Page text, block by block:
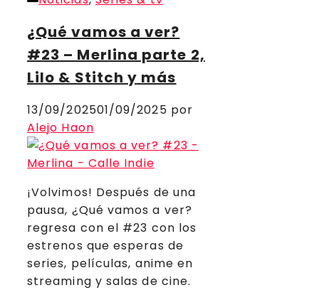
¿Qué vamos a ver?
#23 – Merlina parte 2,
Lilo & Stitch y más
13/09/202501/09/2025 por
Alejo Haon
¡Volvimos! Después de una
pausa, ¿Qué vamos a ver?
regresa con el #23 con los
estrenos que esperas de
series, películas, anime en
streaming y salas de cine.